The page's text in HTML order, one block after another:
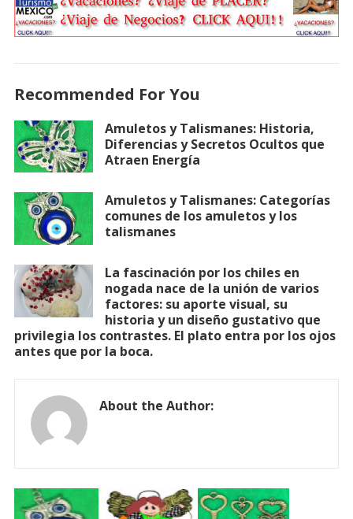
Recommended For You
Amuletos y Talismanes: Historia,
Diferencias y Secretos Ocultos que
Atraen Energía
Amuletos y Talismanes: Categorías
comunes de los amuletos y los
talismanes
La fascinación por los chiles en
nogada nace de la unión de varios
factores: su aporte visual, su
historia y un diseño gustativo que
privilegia los contrastes. El plato entra por los ojos
antes que por la boca.
About the Author: